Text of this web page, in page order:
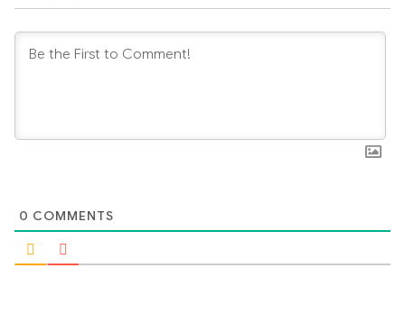
0 COMMENTS